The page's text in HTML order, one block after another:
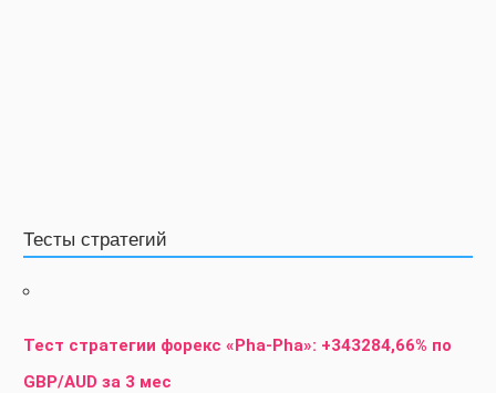
Тесты стратегий
Тест стратегии форекс «Pha-Pha»: +343284,66% по
GBP/AUD за 3 мес